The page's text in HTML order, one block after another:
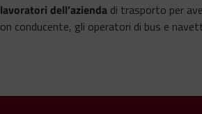
dell’azienda di trasporto per
conducente, gli operatori di bus e